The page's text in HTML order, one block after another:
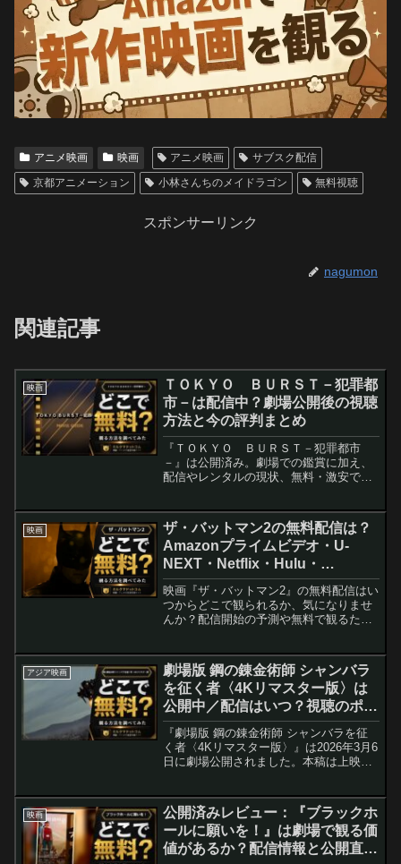
アニメ映画 映画 アニメ映画
サブスク配信
京都アニメーション
小林さんちのメイドラゴン 無料視聴
スポンサーリンク
nagumon
関連記事
映画
ＴＯＫＹＯ ＢＵＲＳＴ－犯罪都
市－は配信中？劇場公開後の視聴
方法と今の評判まとめ
『ＴＯＫＹＯ ＢＵＲＳＴ－犯罪都市
－』は公開済み。劇場での鑑賞に加え、
配信やレンタルの現状、無料・激安で観
発表を必ず確認してください）。
映画
ザ・バットマン2の無料配信は？
Amazonプライムビデオ・U-
NEXT・Netflix・Hulu・
Disney+・ABEMAなどの動画配
信サブスクサービスを調査【ロバ
ート・パティンソン・ゾーイ・ク
ンソン】
映画『ザ・バットマン2』の無料配信はい
つからどこで観られるか、気になりませ
んか？配信開始の予測や無料で観るため
トマン2の検索結果を見る🔗 楽天でザ・
バットマン2の...
アジア映画
劇場版 鋼の錬金術師 シャンバラ
を征く者〈4Kリマスター版〉は
公開中／配信はいつ？視聴のポイ
ントと公開後の現状まとめ
『劇場版 鋼の錬金術師 シャンバラを征
く者〈4Kリマスター版〉』は2026年3月6
日に劇場公開されました。本稿は上映後
の違い、見どころやキャスト情報、よく
ある質問をまとめた最新版ガイドです。
映画
公開済みレビュー：『ブラックホ
ールに願いを！』は劇場で観る価
値があるか？配信情報と公開直後